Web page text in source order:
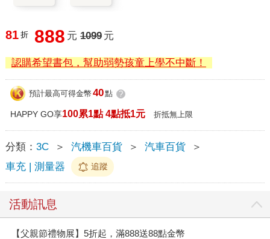
81 折 888 元 1099 元
認購希望書包，幫助弱勢孩童上學不中斷！
預計最高可得金幣 40點 ?
HAPPY GO享100累1點 4點抵1元 折抵無上限
分類： 3C ＞ 汽機車百貨 ＞ 汽車百貨
＞
車充 | 測量器
追蹤
活動訊息
【父親節禮物展】5折起，滿888送88點金幣